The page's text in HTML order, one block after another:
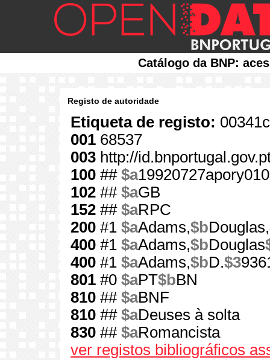
Catálogo da BNP:
Registo de autoridade
Etiqueta de registo:
001 68537
003 http://
100 ## $a
102 ## $aGB
152 ## $aRPC
200 #1 $aAdams,$bDouglas,
400 #1 $aAdams,$bDouglas
400 #1 $aAdams,$bD.$3
801 #0 $aPT$bBN
810 ## $aBNF
810 ## $aDeuses à solta
830 ## $aRomancista
ver registos bibliográficos